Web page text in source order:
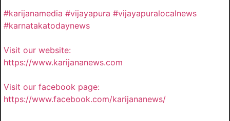
#karijanamedia #vijayapura #vijayapuralocalnews
#karnatakatodaynews
Visit our website:
https://www.karijananews.com
Visit our facebook page:
https://www.facebook.com/karijananews/